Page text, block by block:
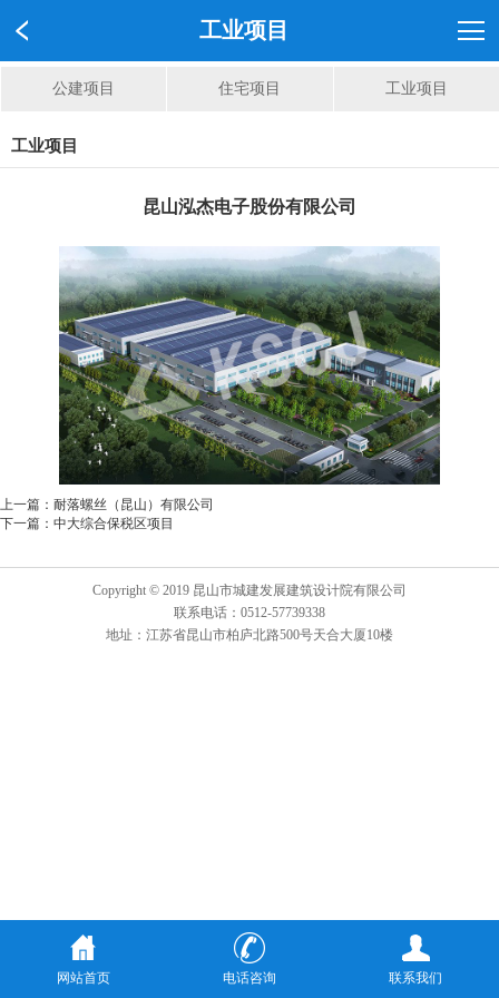
工业项目
公建项目 住宅项目 工业项目
工业项目
昆山泓杰电子股份有限公司
上一篇： 耐落螺丝（昆山）有限公司
下一篇： 中大综合保税区项目
Copyright © 2019 昆山市城建发展建筑设计院有限公司
联系电话：0512-57739338
地址：江苏省昆山市柏庐北路500号天合大厦10楼
网站首页 电话咨询 联系我们